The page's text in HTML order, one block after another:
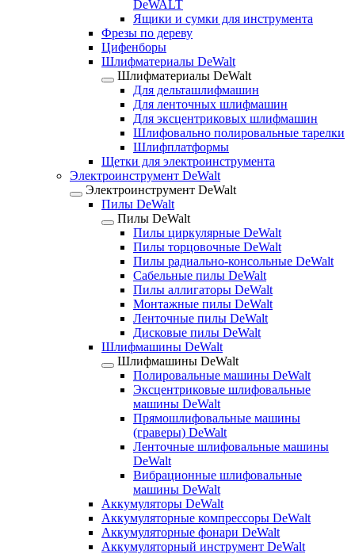
DeWALT
Ящики и сумки для инструмента
Фрезы по дереву
Цифенборы
Шлифматериалы DeWalt
Шлифматериалы DeWalt
Для дельташлифмашин
Для ленточных шлифмашин
Для эксцентриковых шлифмашин
Шлифовально полировальные тарелки
Шлифплатформы
Щетки для электроинструмента
Электроинструмент DeWalt
Электроинструмент DeWalt
Пилы DeWalt
Пилы DeWalt
Пилы циркулярные DeWalt
Пилы торцовочные DeWalt
Пилы радиально-консольные DeWalt
Сабельные пилы DeWalt
Пилы аллигаторы DeWalt
Монтажные пилы DeWalt
Ленточные пилы DeWalt
Дисковые пилы DeWalt
Шлифмашины DeWalt
Шлифмашины DeWalt
Полировальные машины DeWalt
Эксцентриковые шлифовальные
машины DeWalt
Прямошлифовальные машины
(граверы) DeWalt
Ленточные шлифовальные машины
DeWalt
Вибрационные шлифовальные
машины DeWalt
Аккумуляторы DeWalt
Аккумуляторные компрессоры DeWalt
Аккумуляторные фонари DeWalt
Аккумуляторный инструмент DeWalt